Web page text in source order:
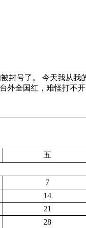
封号了。 今天我从
外全国红，难怪打不
五
7
14
21
28